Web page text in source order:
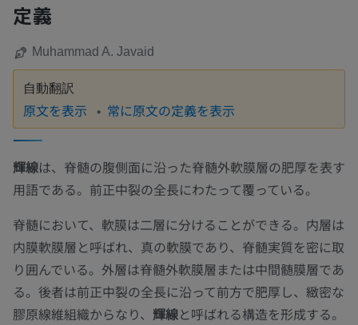
定義
Muhammad A. Javaid
自動翻訳
原文を表示 常に原文の定義を表示
輝線は、脊髄の腹側面に沿った脊髄外軟膜層の肥厚を表す
用語である。前正中裂の全長にわたって覆っている。
脊髄において、軟膜は二層に分けることができる。内層は
内膜軟膜層と呼ばれ、真の軟膜であり、脊髄実質を密に取
り囲んでいる。外層は脊髄外軟膜層または中間髄膜層であ
る。後者は前正中裂の全長に沿って前方で肥厚し、緻密な
膠原線維組織からなり、 輝線と呼ばれる構造を形成する。